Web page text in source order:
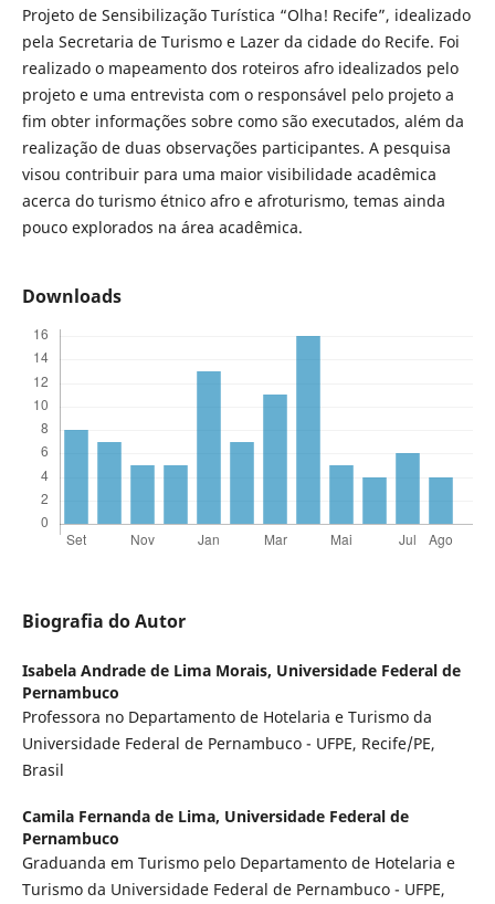
Projeto de Sensibilização Turística “Olha! Recife”, idealizado
pela Secretaria de Turismo e Lazer da cidade do Recife. Foi
realizado o mapeamento dos roteiros afro idealizados pelo
projeto e uma entrevista com o responsável pelo projeto a
fim obter informações sobre como são executados, além da
realização de duas observações participantes. A pesquisa
visou contribuir para uma maior visibilidade acadêmica
acerca do turismo étnico afro e afroturismo, temas ainda
pouco explorados na área acadêmica.
Downloads
Biografia do Autor
Isabela Andrade de Lima Morais, Universidade Federal de
Pernambuco
Professora no Departamento de Hotelaria e Turismo da
Universidade Federal de Pernambuco - UFPE, Recife/PE,
Brasil
Camila Fernanda de Lima, Universidade Federal de
Pernambuco
Graduanda em Turismo pelo Departamento de Hotelaria e
Turismo da Universidade Federal de Pernambuco - UFPE,